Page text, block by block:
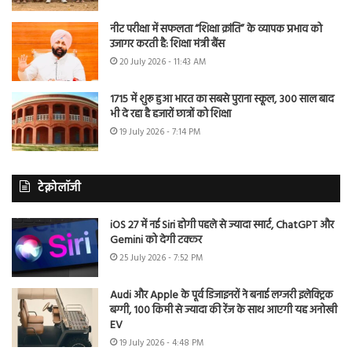
नीट परीक्षा में सफलता “शिक्षा क्रांति” के व्यापक प्रभाव को
उजागर करती है: शिक्षा मंत्री बैंस
20 July 2026 - 11:43 AM
1715 में शुरू हुआ भारत का सबसे पुराना स्कूल, 300 साल बाद
भी दे रहा है हजारों छात्रों को शिक्षा
19 July 2026 - 7:14 PM
टेक्नोलॉजी
iOS 27 में नई Siri होगी पहले से ज्यादा स्मार्ट, ChatGPT और
Gemini को देगी टक्कर
25 July 2026 - 7:52 PM
Audi और Apple के पूर्व डिजाइनरों ने बनाई लग्जरी इलेक्ट्रिक
बग्गी, 100 किमी से ज्यादा की रेंज के साथ आएगी यह अनोखी
EV
19 July 2026 - 4:48 PM